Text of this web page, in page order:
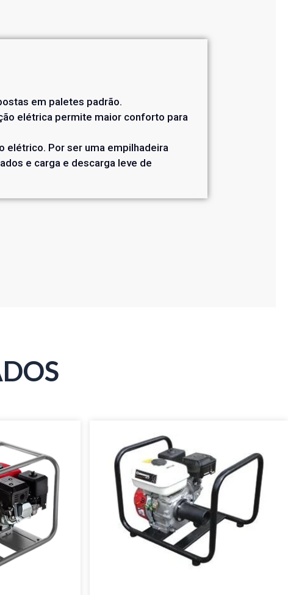
em paletes padrão.
elétrica permite maior conforto para
elétrico. Por ser uma empilhadeira
e carga e descarga leve de